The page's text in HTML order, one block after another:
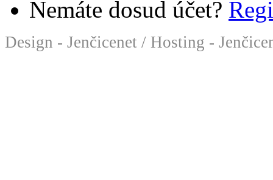
Nemáte dosud účet?
Design - Jenčicenet / Hosting -